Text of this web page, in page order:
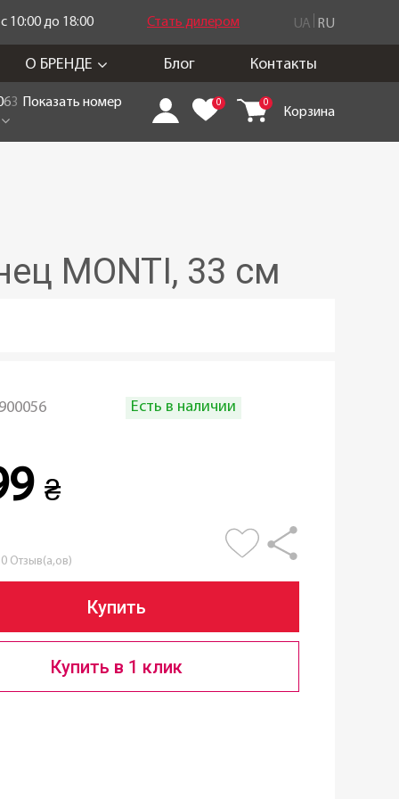
10:00 до 18:00 Стать дилером UA RU
О БРЕНДЕ Блог Контакты
63 Показать номер 0 0
Корзина
MONTI, 33 см
900056 Есть в наличии
₴
0 Отзыв(а,ов)
Купить
Купить в 1 клик